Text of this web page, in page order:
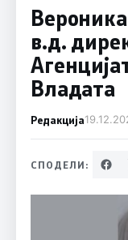
в.д.
Владата
Редакција
СПОДЕЛИ: